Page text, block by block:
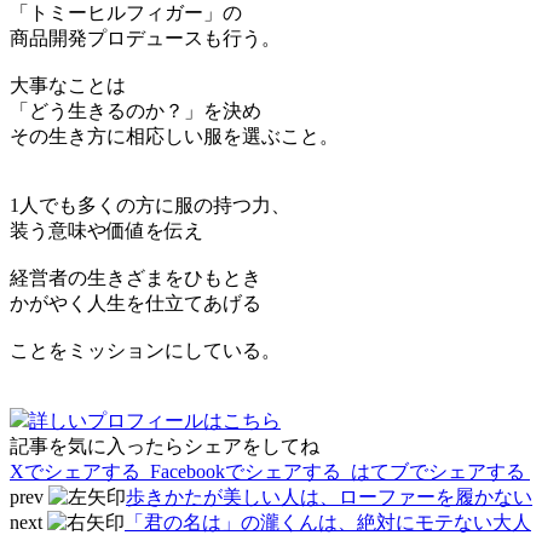
「トミーヒルフィガー」の
商品開発プロデュースも行う。
大事なことは
「どう生きるのか？」を決め
その生き方に相応しい服を選ぶこと。
1人でも多くの方に服の持つ力、
装う意味や価値を伝え
経営者の生きざまをひもとき
かがやく人生を仕立てあげる
ことをミッションにしている。
詳しいプロフィールはこちら
記事を気に入ったらシェアをしてね
Xでシェアする Facebookでシェアする
はてブでシェアする
prev
歩きかたが美しい人は、ローファーを履かない
next
「君の名は」の瀧くんは、絶対にモテない大人